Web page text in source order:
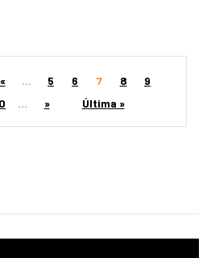
« ... 5 6 7 8
9
... » Última »